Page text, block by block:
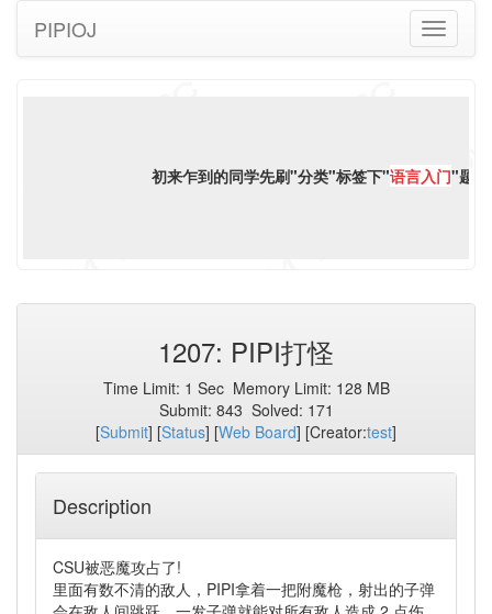
Toggle
PIPIOJ
初来乍到的同学先刷"分类"标签下"语言入门"题，
1207: PIPI打怪
Time Limit: 1 Sec Memory Limit: 128 MB
Submit: 843 Solved: 171
[Submit] [Status] [Web Board] [Creator:test]
Description
CSU被恶魔攻占了!
里面有数不清的敌人，PIPI拿着一把附魔枪，射出的子弹